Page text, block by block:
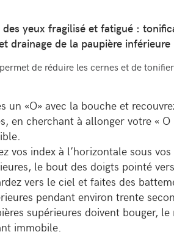
yeux fragilisé et fatigué :
drainage de la paupière inférieure
de réduire les cernes et de
un «O» avec la bouche et
en cherchantà allonger votre «
vos indexà l’horizontale sous
le bout des doigts pointé
vers le ciel et faites des
rieures pendant environ trente
ères supérieures doivent bouger,
immobile.